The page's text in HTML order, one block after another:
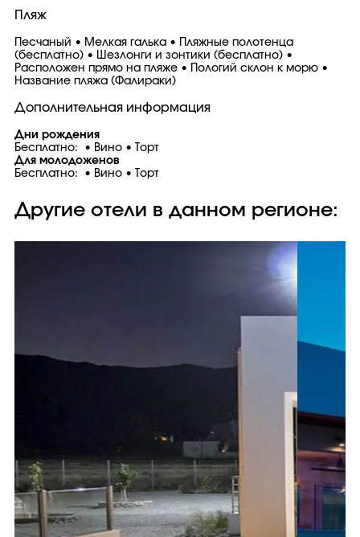
Пляж
Песчаный • Мелкая галька • Пляжные полотенца
(бесплатно) • Шезлонги и зонтики (бесплатно) •
Расположен прямо на пляже • Пологий склон к морю •
Название пляжа (Фалираки)
Дополнительная информация
Дни рождения
Бесплатно: • Вино • Торт
Для молодоженов
Бесплатно: • Вино • Торт
Другие отели в данном регионе: